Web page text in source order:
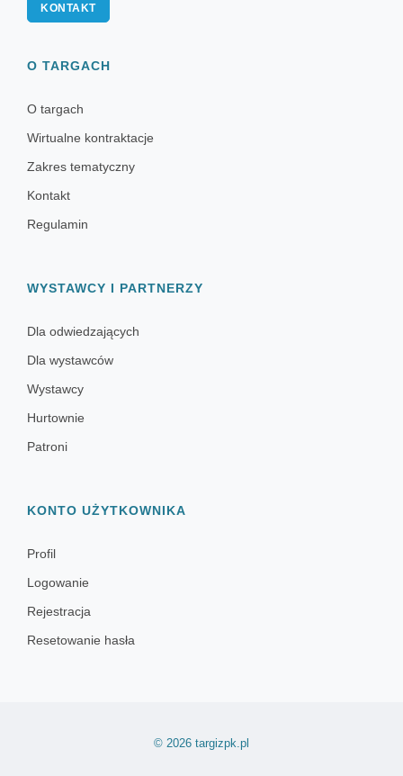
KONTAKT
O TARGACH
O targach
Wirtualne kontraktacje
Zakres tematyczny
Kontakt
Regulamin
WYSTAWCY I PARTNERZY
Dla odwiedzających
Dla wystawców
Wystawcy
Hurtownie
Patroni
KONTO UŻYTKOWNIKA
Profil
Logowanie
Rejestracja
Resetowanie hasła
© 2026 targizpk.pl